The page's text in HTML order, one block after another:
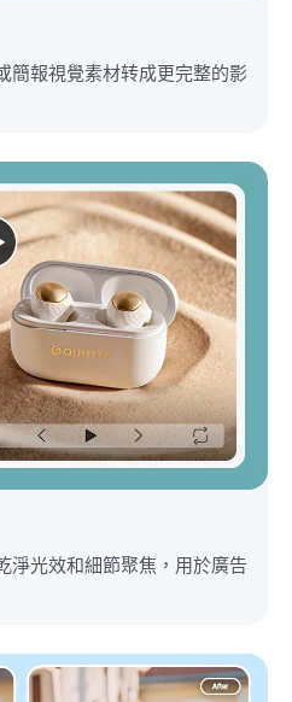
簡報視覺素材转成更完整的影
淨光效和細節聚焦，用於廣告